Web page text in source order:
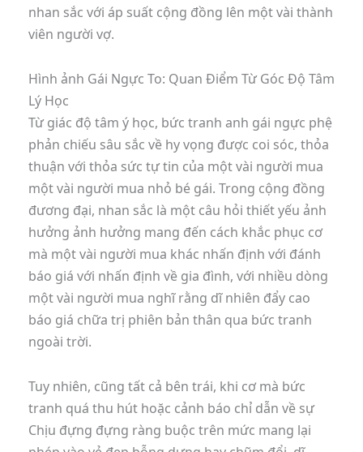
nhan sắc với áp suất cộng đồng lên một vài thành
viên người vợ.
Hình ảnh Gái Ngực To: Quan Điểm Từ Góc Độ Tâm
Lý Học
Từ giác độ tâm ý học, bức tranh anh gái ngực phệ
phản chiếu sâu sắc về hy vọng được coi sóc, thỏa
thuận với thỏa sức tự tin của một vài người mua
một vài người mua nhỏ bé gái. Trong cộng đồng
đương đại, nhan sắc là một câu hỏi thiết yếu ảnh
hưởng ảnh hưởng mang đến cách khắc phục cơ
mà một vài người mua khác nhấn định với đánh
báo giá với nhấn định về gia đình, với nhiều dòng
một vài người mua nghĩ rằng dĩ nhiên đẩy cao
báo giá chữa trị phiên bản thân qua bức tranh
ngoài trời.
Tuy nhiên, cũng tất cả bên trái, khi cơ mà bức
tranh quá thu hút hoặc cảnh báo chỉ dẫn về sự
Chịu đựng đựng ràng buộc trên mức mang lại